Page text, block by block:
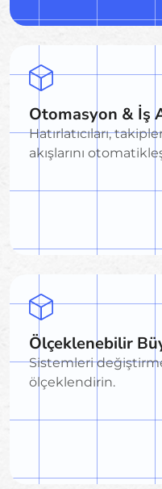
Otomasyon & İş
Hatırlatıcıları,
akışlarını
Ölçeklenebilir
Sistemleri
ölçeklendirin.